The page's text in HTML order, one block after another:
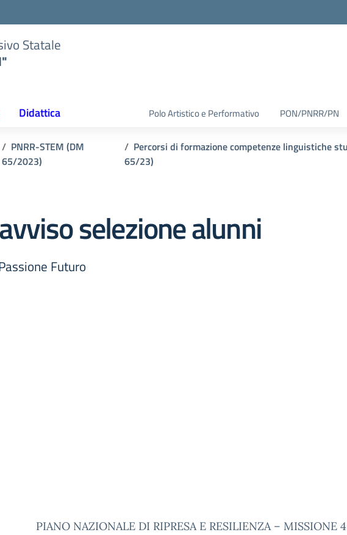
Statale
Didattica Polo Artistico e Performativo PON/PNRR/PN
PNRR-STEM (DM
65/2023)
Percorsi di formazione competenze linguistiche
65/23)
selezione alunni
Futuro
PIANO NAZIONALE DI RIPRESA E RESILIENZA – MISSIONE